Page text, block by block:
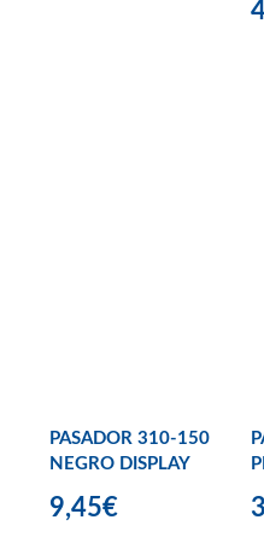
PASADOR 310-150
NEGRO DISPLAY
9,45€